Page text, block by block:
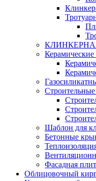
Керамические
Строительные
Шаблон для
Бетонные
Фасадная
Облицовочный